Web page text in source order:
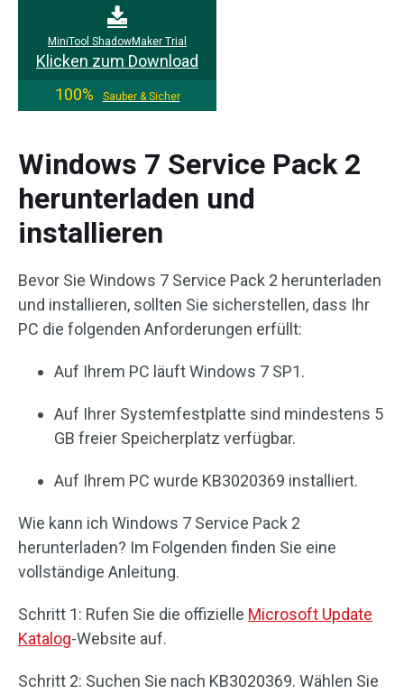
MiniTool ShadowMaker Trial
Klicken zum Download
100%
Sauber & Sicher
Windows 7 Service Pack 2
herunterladen und
installieren
Bevor Sie Windows 7 Service Pack 2 herunterladen
und installieren, sollten Sie sicherstellen, dass Ihr
PC die folgenden Anforderungen erfüllt:
Auf Ihrem PC läuft Windows 7 SP1.
Auf Ihrer Systemfestplatte sind mindestens 5
GB freier Speicherplatz verfügbar.
Auf Ihrem PC wurde KB3020369 installiert.
Wie kann ich Windows 7 Service Pack 2
herunterladen? Im Folgenden finden Sie eine
vollständige Anleitung.
Schritt 1: Rufen Sie die offizielle Microsoft Update
Katalog-Website auf.
Schritt 2: Suchen Sie nach KB3020369. Wählen Sie